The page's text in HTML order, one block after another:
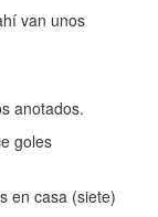
van unos
anotados.
goles
en casa (siete)